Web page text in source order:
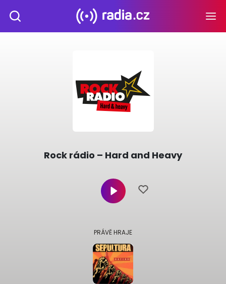
Rock rádio – Hard and Heavy
PRÁVĚ HRAJE